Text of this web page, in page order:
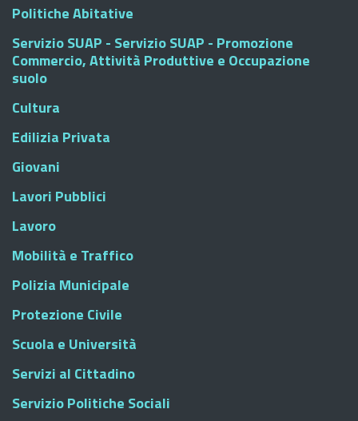
Politiche Abitative
Servizio SUAP - Servizio SUAP - Promozione
Commercio, Attività Produttive e Occupazione
suolo
Cultura
Edilizia Privata
Giovani
Lavori Pubblici
Lavoro
Mobilità e Traffico
Polizia Municipale
Protezione Civile
Scuola e Università
Servizi al Cittadino
Servizio Politiche Sociali